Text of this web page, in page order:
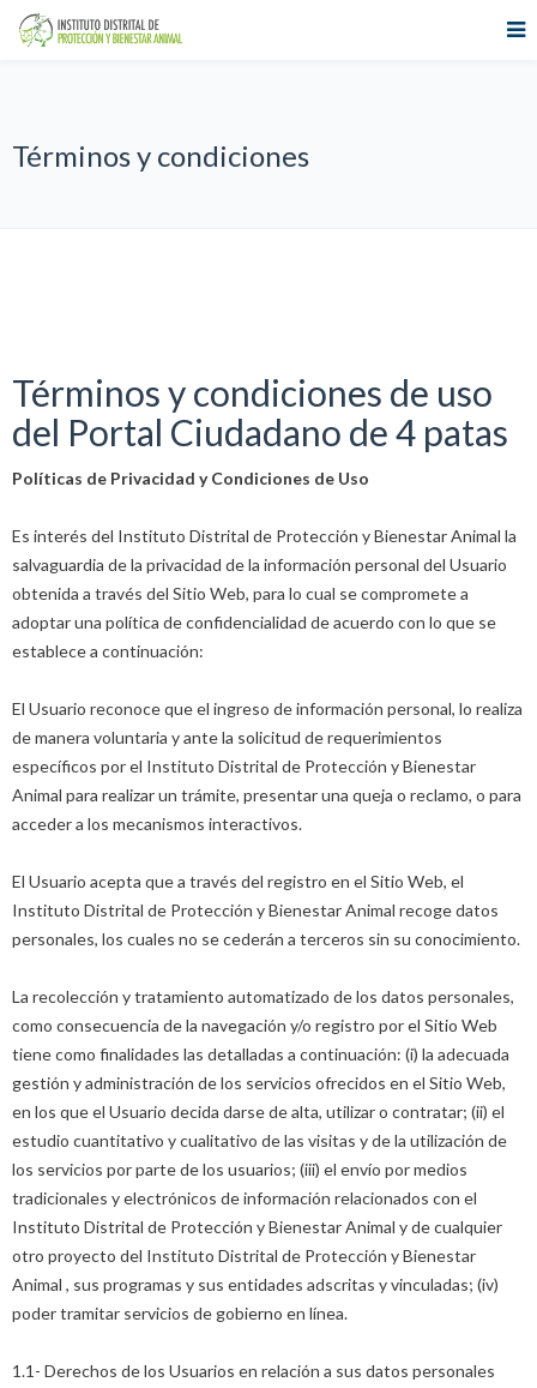
Términos y condiciones
Términos y condiciones de uso
del Portal Ciudadano de 4 patas
Políticas de Privacidad y Condiciones de Uso
Es interés del Instituto Distrital de Protección y Bienestar Animal la
salvaguardia de la privacidad de la información personal del Usuario
obtenida a través del Sitio Web, para lo cual se compromete a
adoptar una política de confidencialidad de acuerdo con lo que se
establece a continuación:
El Usuario reconoce que el ingreso de información personal, lo realiza
de manera voluntaria y ante la solicitud de requerimientos
específicos por el Instituto Distrital de Protección y Bienestar
Animal para realizar un trámite, presentar una queja o reclamo, o para
acceder a los mecanismos interactivos.
El Usuario acepta que a través del registro en el Sitio Web, el
Instituto Distrital de Protección y Bienestar Animal recoge datos
personales, los cuales no se cederán a terceros sin su conocimiento.
La recolección y tratamiento automatizado de los datos personales,
como consecuencia de la navegación y/o registro por el Sitio Web
tiene como finalidades las detalladas a continuación: (i) la adecuada
gestión y administración de los servicios ofrecidos en el Sitio Web,
en los que el Usuario decida darse de alta, utilizar o contratar; (ii) el
estudio cuantitativo y cualitativo de las visitas y de la utilización de
los servicios por parte de los usuarios; (iii) el envío por medios
tradicionales y electrónicos de información relacionados con el
Instituto Distrital de Protección y Bienestar Animal y de cualquier
otro proyecto del Instituto Distrital de Protección y Bienestar
Animal , sus programas y sus entidades adscritas y vinculadas; (iv)
poder tramitar servicios de gobierno en línea.
1.1- Derechos de los Usuarios en relación a sus datos personales